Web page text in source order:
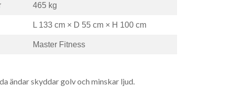
465 kg
L 133 cm × D 55 cm × H 100 cm
Master Fitness
ändar skyddar golv och minskar ljud.